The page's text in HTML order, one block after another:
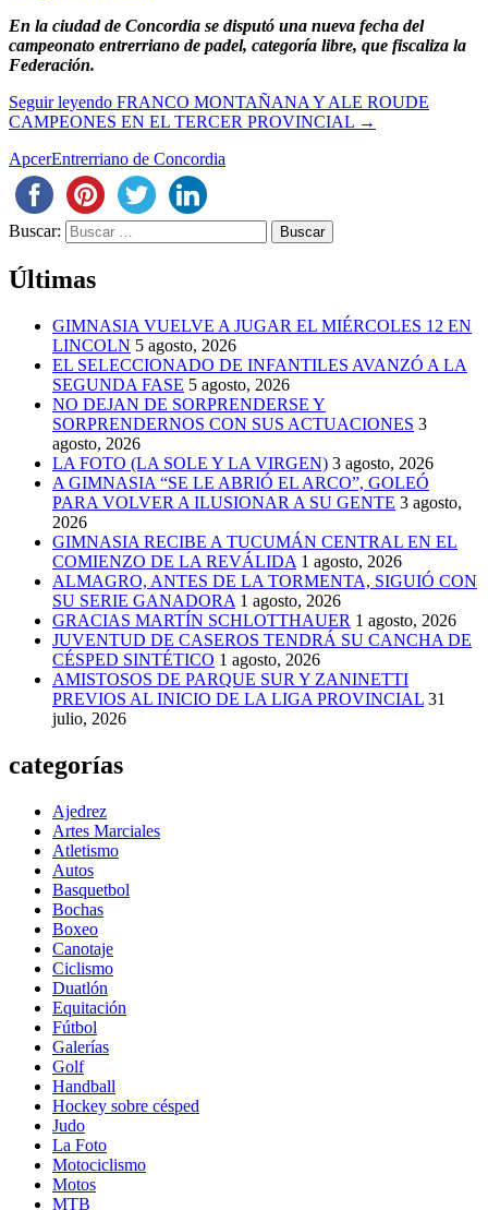
En la ciudad de Concordia se disputó una nueva fecha del
campeonato entrerriano de padel, categoría libre, que fiscaliza la
Federación.
Seguir leyendo FRANCO MONTAÑANA Y ALE ROUDE
CAMPEONES EN EL TERCER PROVINCIAL →
ApcerEntrerriano de Concordia
Buscar:
Últimas
GIMNASIA VUELVE A JUGAR EL MIÉRCOLES 12 EN
LINCOLN 5 agosto, 2026
EL SELECCIONADO DE INFANTILES AVANZÓ A LA
SEGUNDA FASE 5 agosto, 2026
NO DEJAN DE SORPRENDERSE Y
SORPRENDERNOS CON SUS ACTUACIONES 3
agosto, 2026
LA FOTO (LA SOLE Y LA VIRGEN) 3 agosto, 2026
A GIMNASIA “SE LE ABRIÓ EL ARCO”, GOLEÓ
PARA VOLVER A ILUSIONAR A SU GENTE 3 agosto,
2026
GIMNASIA RECIBE A TUCUMÁN CENTRAL EN EL
COMIENZO DE LA REVÁLIDA 1 agosto, 2026
ALMAGRO, ANTES DE LA TORMENTA, SIGUIÓ CON
SU SERIE GANADORA 1 agosto, 2026
GRACIAS MARTÍN SCHLOTTHAUER 1 agosto, 2026
JUVENTUD DE CASEROS TENDRÁ SU CANCHA DE
CÉSPED SINTÉTICO 1 agosto, 2026
AMISTOSOS DE PARQUE SUR Y ZANINETTI
PREVIOS AL INICIO DE LA LIGA PROVINCIAL 31
julio, 2026
categorías
Ajedrez
Artes Marciales
Atletismo
Autos
Basquetbol
Bochas
Boxeo
Canotaje
Ciclismo
Duatlón
Equitación
Fútbol
Galerías
Golf
Handball
Hockey sobre césped
Judo
La Foto
Motociclismo
Motos
MTB